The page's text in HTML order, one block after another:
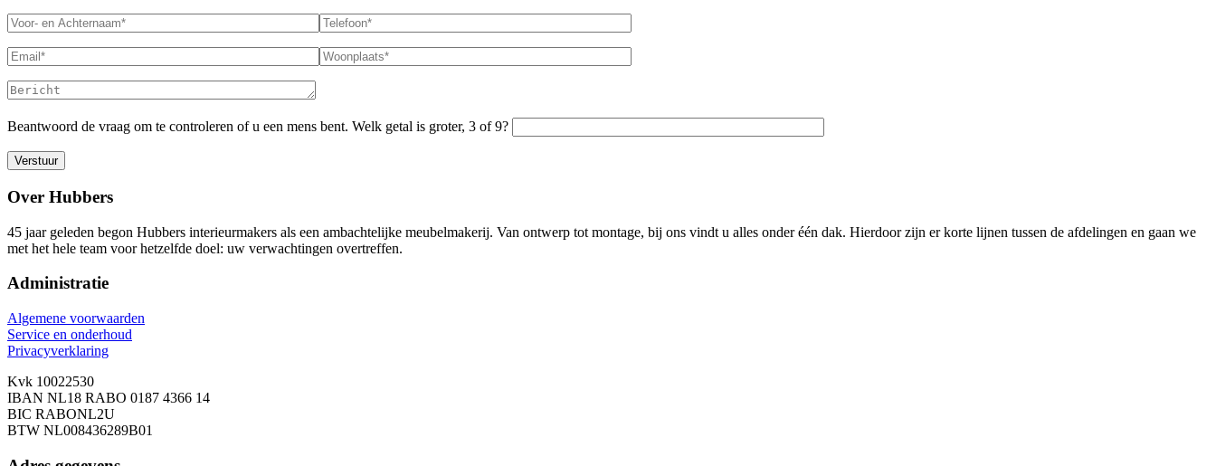
Beantwoord de vraag om te controleren of u een mens bent. Welk getal is groter, 3 of 9?
Over Hubbers
45 jaar geleden begon Hubbers interieurmakers als een ambachtelijke meubelmakerij. Van ontwerp tot montage, bij ons vindt u alles onder één dak. Hierdoor zijn er korte lijnen tussen de afdelingen en gaan we
met het hele team voor hetzelfde doel: uw verwachtingen overtreffen.
Administratie
Algemene voorwaarden
Service en onderhoud
Privacyverklaring
Kvk 10022530
IBAN NL18 RABO 0187 4366 14
BIC RABONL2U
BTW NL008436289B01